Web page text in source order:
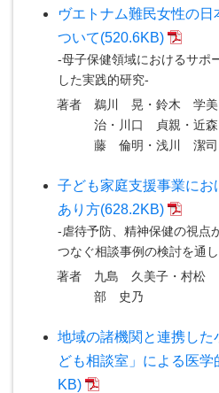
ヴエトナム難民女性の
ついて(520.6KB)
-母子保健領域におけるサポ
した実践的研究-
著者
鵜川 晃・鈴木 学
治・川口 貞親・近
藤 倫明・浅川 潔
子ども家庭支援事業に
あり方(628.2KB)
-虐待予防、精神保健の視点
つなぐ相談事例の検討を通
著者
九島 久美子・村松
部 史乃
地域の諸機関と連携した
ども相談室」による医
KB)